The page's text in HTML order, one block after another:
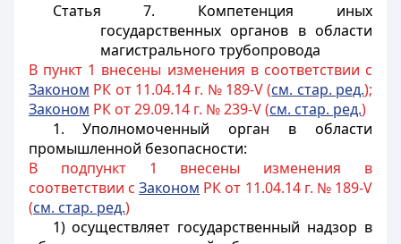
Статья 7. Компетенция иных
государственных органов в области
магистрального трубопровода
В пункт 1 внесены изменения в соответствии с
Законом РК от 11.04.14 г. № 189-V (см. стар. ред.);
Законом РК от 29.09.14 г. № 239-V (см. стар. ред.)
1. Уполномоченный орган в области
промышленной безопасности:
В подпункт 1 внесены изменения в
соответствии сЗаконом РК от 11.04.14 г. № 189-V
(см. стар. ред.)
1) осуществляет государственный надзор в